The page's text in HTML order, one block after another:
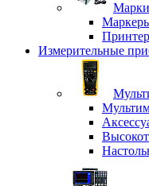
Измерительные